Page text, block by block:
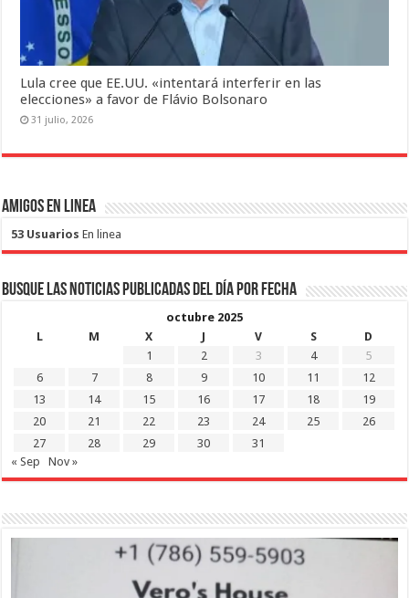
Lula cree que EE.UU. «intentará interferir en las
elecciones» a favor de Flávio Bolsonaro
31 julio, 2026
Amigos en Linea
53 Usuarios En linea
Busque las noticias publicadas del día por fecha
octubre 2025
L
M X J V S
D
1
2 3 4
5
6
7 8 9 10 11
12
13
14 15 16 17 18
19
20
21 22 23 24 25
26
27
28 29 30
31
« Sep
Nov »